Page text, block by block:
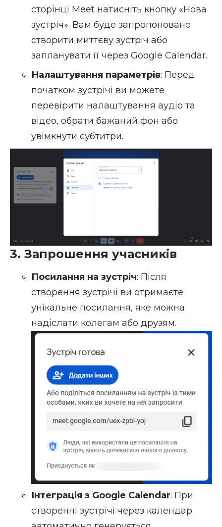
сторінці Meet натисніть кнопку «Нова
зустріч». Вам буде запропоновано
створити миттєву зустріч або
запланувати її через Google Calendar.
Налаштування параметрів: Перед
початком зустрічі ви можете
перевірити налаштування аудіо та
відео, обрати бажаний фон або
увімкнути субтитри.
3. Запрошення учасників
Посилання на зустріч: Після
створення зустрічі ви отримаєте
унікальне посилання, яке можна
надіслати колегам або друзям.
Інтеграція з Google Calendar: При
створенні зустрічі через календар